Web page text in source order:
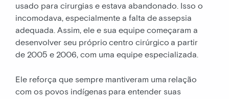
usado para cirurgias e estava abandonado. Isso o
incomodava, especialmente a falta de assepsia
adequada. Assim, ele e sua equipe começaram a
desenvolver seu próprio centro cirúrgico a partir
de 2005 e 2006, com uma equipe especializada.
Ele reforça que sempre mantiveram uma relação
com os povos indígenas para entender suas